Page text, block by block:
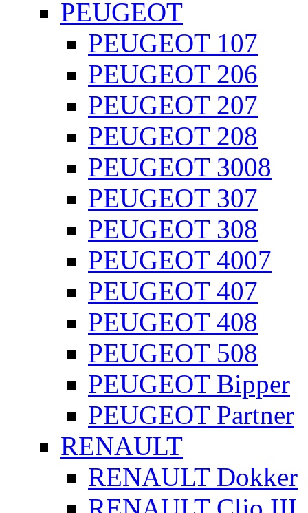
PEUGEOT
PEUGEOT 107
PEUGEOT 206
PEUGEOT 207
PEUGEOT 208
PEUGEOT 3008
PEUGEOT 307
PEUGEOT 308
PEUGEOT 4007
PEUGEOT 407
PEUGEOT 408
PEUGEOT 508
PEUGEOT Bipper
PEUGEOT Partner
RENAULT
RENAULT Dokker